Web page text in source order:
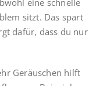
eine schnelle
sitzt. Das spart
dafür, dass du nur
Geräuschen hilft